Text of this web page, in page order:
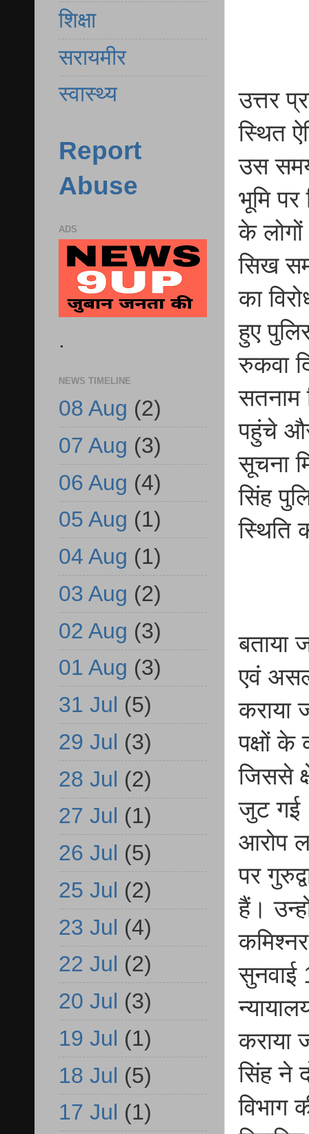
उत्तर
स्थित
उस समय
भूमि पर
के लोगों
सिख
का
हुए
रुकवा
सतनाम
पहुंचे
सूचना
सिंह
स्थिति
बताया
एवं
कराया
पक्षों
जिससे
जुट गई।
आरोप
पर
हैं।
सुनवाई
कराया
सिंह ने
विभाग
शिक्षा
सरायमीर
स्वास्थ्य
Report
Abuse
ADS
.
NEWS TIMELINE
08 Aug (2)
07 Aug (3)
06 Aug (4)
05 Aug (1)
04 Aug (1)
03 Aug (2)
02 Aug (3)
01 Aug (3)
31 Jul (5)
29 Jul (3)
28 Jul (2)
27 Jul (1)
26 Jul (5)
25 Jul (2)
23 Jul (4)
22 Jul (2)
20 Jul (3)
19 Jul (1)
18 Jul (5)
17 Jul (1)